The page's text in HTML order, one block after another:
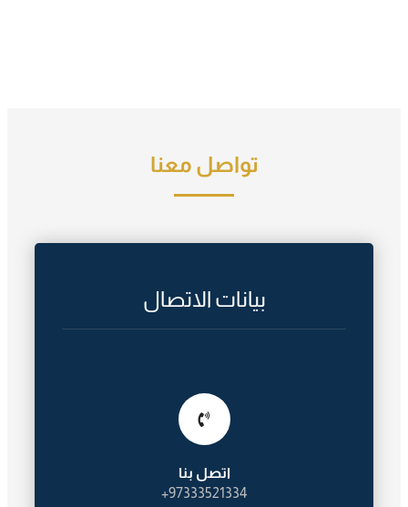
بيانات الاتصال
اتصل بنا
97333521334+
تواصل معنا